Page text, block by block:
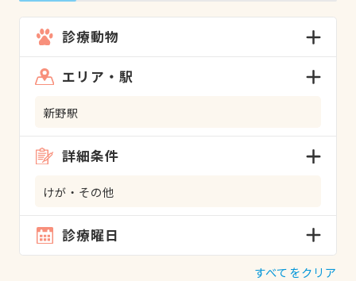
診療動物
エリア・駅
新野駅
詳細条件
けが・その他
診療曜日
すべてをクリア